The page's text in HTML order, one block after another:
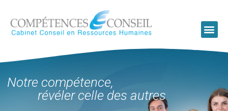
Notre compétence,
révéler celle des autres